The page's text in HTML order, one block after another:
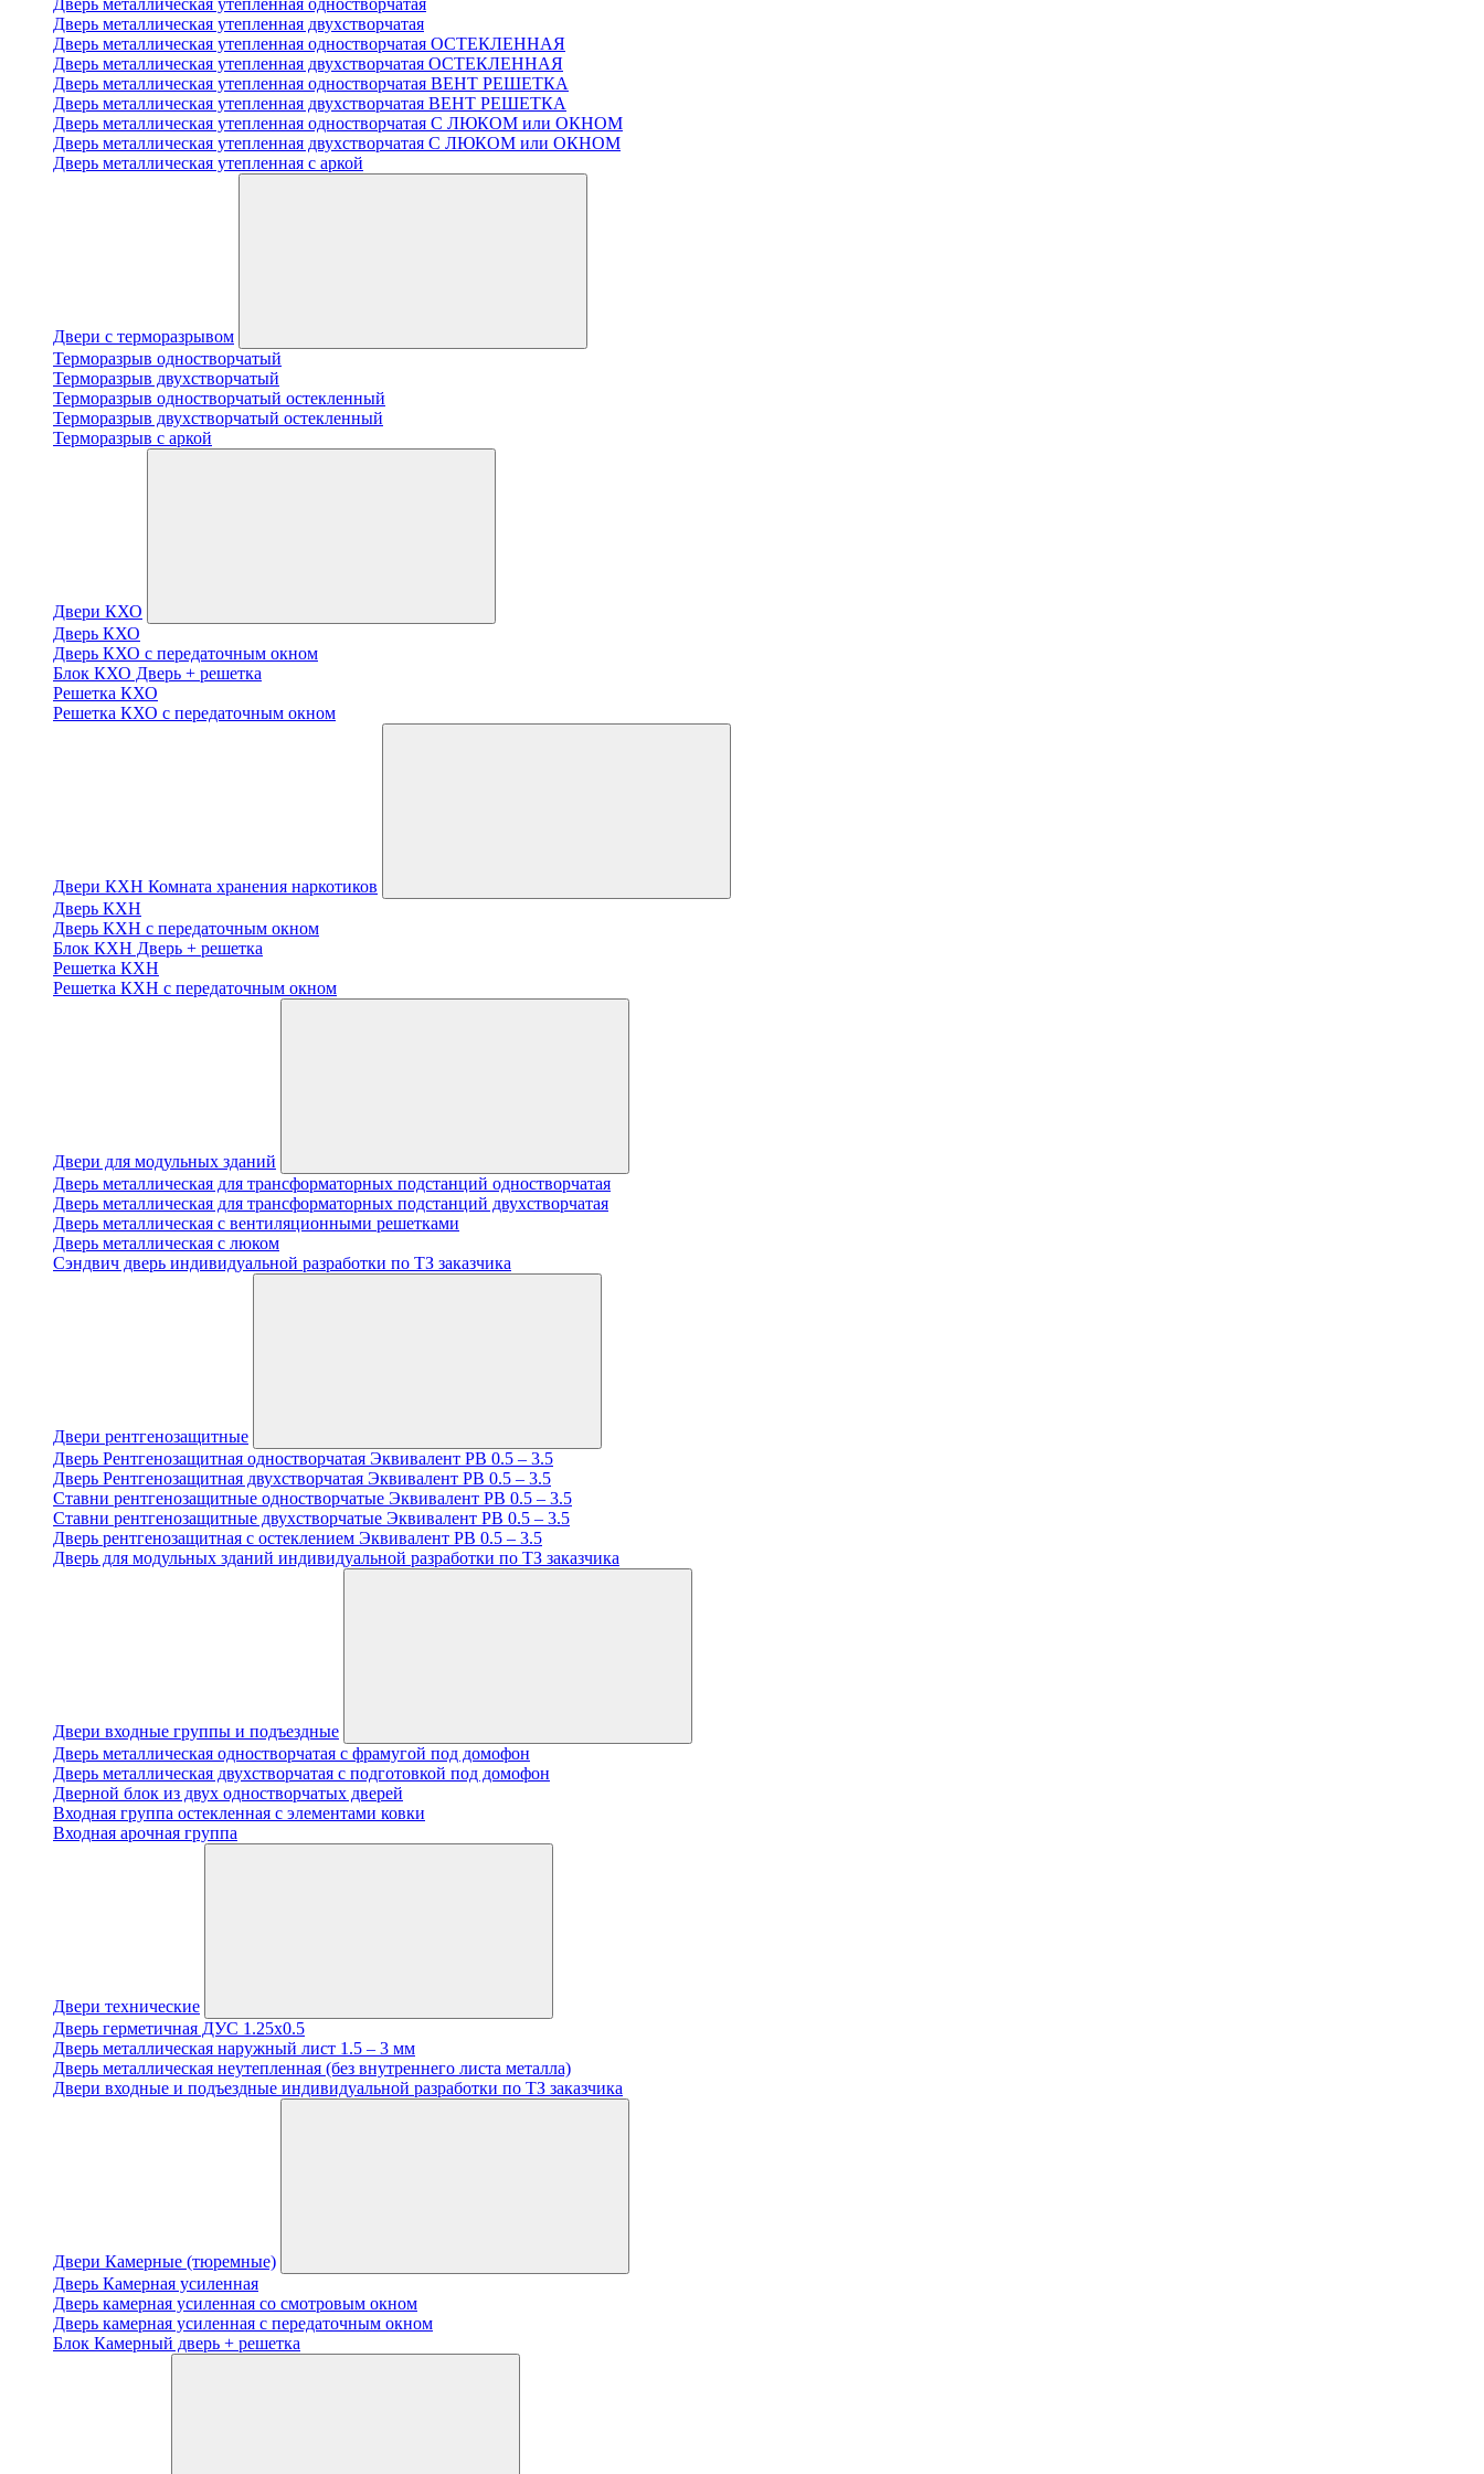
Дверь металлическая утепленная одностворчатая
Дверь металлическая утепленная двухстворчатая
Дверь металлическая утепленная одностворчатая ОСТЕКЛЕННАЯ
Дверь металлическая утепленная двухстворчатая ОСТЕКЛЕННАЯ
Дверь металлическая утепленная одностворчатая ВЕНТ РЕШЕТКА
Дверь металлическая утепленная двухстворчатая ВЕНТ РЕШЕТКА
Дверь металлическая утепленная одностворчатая С ЛЮКОМ или ОКНОМ
Дверь металлическая утепленная двухстворчатая С ЛЮКОМ или ОКНОМ
Дверь металлическая утепленная с аркой
Двери с терморазрывом
Терморазрыв одностворчатый
Терморазрыв двухстворчатый
Терморазрыв одностворчатый остекленный
Терморазрыв двухстворчатый остекленный
Терморазрыв с аркой
Двери КХО
Дверь КХО
Дверь КХО с передаточным окном
Блок КХО Дверь + решетка
Решетка КХО
Решетка КХО с передаточным окном
Двери КХН Комната хранения наркотиков
Дверь КХН
Дверь КХН с передаточным окном
Блок КХН Дверь + решетка
Решетка КХН
Решетка КХН с передаточным окном
Двери для модульных зданий
Дверь металлическая для трансформаторных подстанций одностворчатая
Дверь металлическая для трансформаторных подстанций двухстворчатая
Дверь металлическая с вентиляционными решетками
Дверь металлическая с люком
Cэндвич дверь индивидуальной разработки по ТЗ заказчика
Двери рентгенозащитные
Дверь Рентгенозащитная одностворчатая Эквивалент PB 0.5 – 3.5
Дверь Рентгенозащитная двухстворчатая Эквивалент PB 0.5 – 3.5
Ставни рентгенозащитные одностворчатые Эквивалент PB 0.5 – 3.5
Ставни рентгенозащитные двухстворчатые Эквивалент PB 0.5 – 3.5
Дверь рентгенозащитная с остеклением Эквивалент PB 0.5 – 3.5
Дверь для модульных зданий индивидуальной разработки по ТЗ заказчика
Двери входные группы и подъездные
Дверь металлическая одностворчатая с фрамугой под домофон
Дверь металлическая двухстворчатая с подготовкой под домофон
Дверной блок из двух одностворчатых дверей
Входная группа остекленная с элементами ковки
Входная арочная группа
Двери технические
Дверь герметичная ДУС 1.25х0.5
Дверь металлическая наружный лист 1.5 – 3 мм
Дверь металлическая неутепленная (без внутреннего листа металла)
Двери входные и подъездные индивидуальной разработки по ТЗ заказчика
Двери Камерные (тюремные)
Дверь Камерная усиленная
Дверь камерная усиленная со смотровым окном
Дверь камерная усиленная с передаточным окном
Блок Камерный дверь + решетка